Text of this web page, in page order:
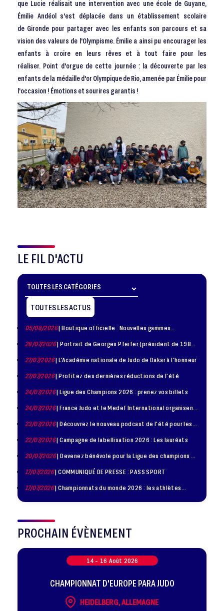
que Lucie réalisait une intervention avec une école de Guyane,
Émilie Andéol s'est déplacée dans un établissement scolaire
de Gironde pour partager avec les enfants son parcours et sa
vision des valeurs de l'Olympisme. Émilie a ainsi pu encourager les
enfants à croire en leurs rêves et à tout faire pour les
réaliser. Point d'orgue de cette journée : la découverte par les
enfants de la médaille d'or Olympique de Rio, amenée par Émilie pour
l'occasion ! Émotions et sourires garantis !
LE FIL D'ACTU
TOUTES LES ACTUS
05/08/2026| Boutique officielle : Nouvelles gammes
28/07/2026| Portrait de Georges Pfeifer (président de 1981
27/07/2026| L'Académie nationale de Judo de Dakar à l'honneur
27/07/2026| Profitez des dernières réductions de l'été
24/07/2026| Ligue des Champions 2026 : prenez vos billets
24/07/2026| France Judo et le Medef International organisent
23/07/2026| Découvrez le nouveau podcast de l'été pour les
22/07/2026| Campagne de labellisation 2026 : Les lauréats
20/07/2026| Devenez bénévole pour la Ligue des champions de
17/07/2026| COMMUNIQUÉ DE PRESSE : PASS SPORT
17/07/2026| Championnats du monde 2026 : les athlètes
PROCHAIN ÉVÈNEMENT
14 - 16 Août 2026
CHAMPIONNAT D'EUROPE PARA JUDO
HEIDELBERG, ALLEMAGNE